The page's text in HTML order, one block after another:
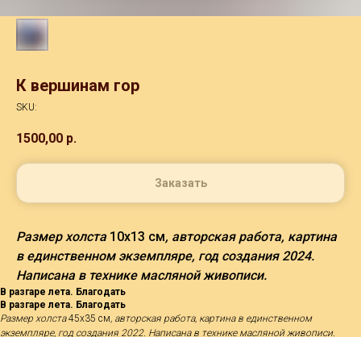
К вершинам гор
SKU:
1500,00 р.
Заказать
Размер холста10х13 см, авторская работа, картина
в единственном экземпляре, год создания 2024.
Написана в технике масляной живописи.
В разгаре лета. Благодать
В разгаре лета. Благодать
Размер холста45х35 см, авторская работа, картина в единственном
экземпляре, год создания 2022. Написана в технике масляной живописи.